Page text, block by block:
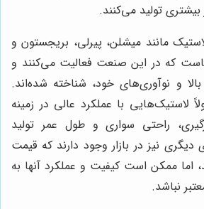
بیشتری تولید می‌کنند.
مانند میشلن، پیرلی، بریجستون و
که در این صنعت فعالیت می‌کنند و
و نوآوری‌های خود، شناخته شده‌اند.
لاستیک‌هایی با عملکرد عالی در زمینه
راحتی سواری و طول عمر تولید
دیگری نیز در بازار وجود دارند که قیمت
اما ممکن است کیفیت و عملکرد آنها به
نباشد.